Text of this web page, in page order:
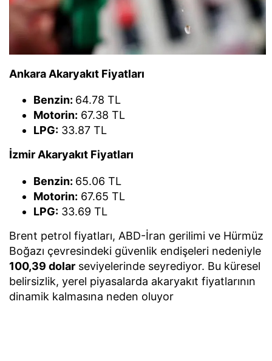
Ankara Akaryakıt Fiyatları
Benzin: 64.78 TL
Motorin: 67.38 TL
LPG: 33.87 TL
İzmir Akaryakıt Fiyatları
Benzin: 65.06 TL
Motorin: 67.65 TL
LPG: 33.69 TL
Brent petrol fiyatları, ABD-İran gerilimi ve Hürmüz
Boğazı çevresindeki güvenlik endişeleri nedeniyle
100,39 dolar seviyelerinde seyrediyor. Bu küresel
belirsizlik, yerel piyasalarda akaryakıt fiyatlarının
dinamik kalmasına neden oluyor